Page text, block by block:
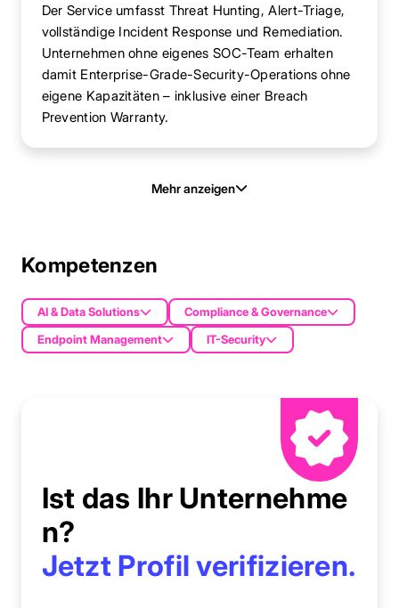
Der Service umfasst Threat Hunting, Alert-Triage,
vollständige Incident Response und Remediation.
Unternehmen ohne eigenes SOC-Team erhalten
damit Enterprise-Grade-Security-Operations ohne
eigene Kapazitäten – inklusive einer Breach
Prevention Warranty.
Mehr anzeigen
Kompetenzen
AI & Data Solutions
Compliance & Governance
Endpoint Management
IT-Security
Ist das Ihr Unternehme
n?
Jetzt Profil verifizieren.